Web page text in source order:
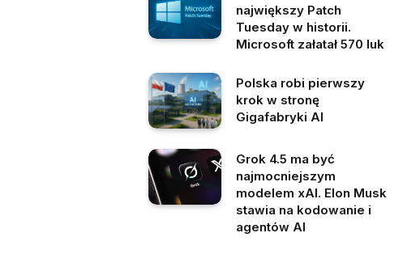
największy Patch
Tuesday w historii.
Microsoft załatał 570 luk
Polska robi pierwszy
krok w stronę
Gigafabryki AI
Grok 4.5 ma być
najmocniejszym
modelem xAI. Elon Musk
stawia na kodowanie i
agentów AI